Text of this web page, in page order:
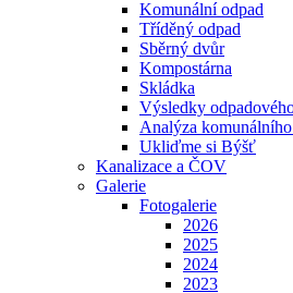
Komunální odpad
Tříděný odpad
Sběrný dvůr
Kompostárna
Skládka
Výsledky
Analýza
Ukliďme si Býšť
Kanalizace a ČOV
Galerie
Fotogalerie
2026
2025
2024
2023